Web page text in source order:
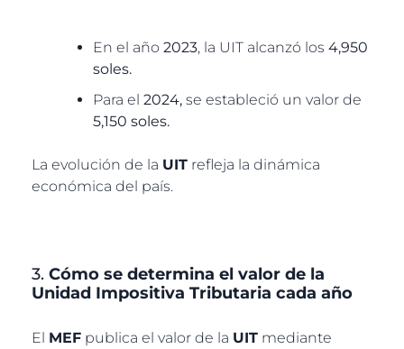
En el año 2023, la UIT alcanzó los 4,950
soles.
Para el 2024, se estableció un valor de
5,150 soles.
La evolución de la UIT refleja la dinámica
económica del país.
3. Cómo se determina el valor de la
Unidad Impositiva Tributaria cada año
El MEF publica el valor de la UIT mediante